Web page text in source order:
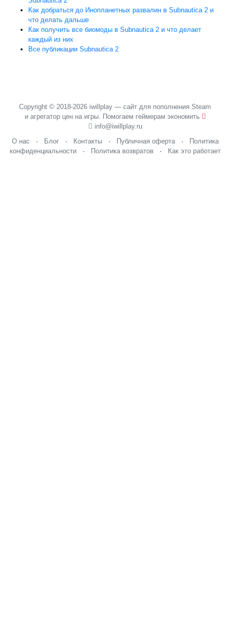
Как добраться до Инопланетных развалин в Subnautica 2 и
что делать дальше
Как получить все биомоды в Subnautica 2 и что делает
каждый из них
Все публикации Subnautica 2
Copyright © 2018-2026 iwillplay — сайт для пополнения Steam
и агрегатор цен на игры. Помогаем геймерам экономить
info@iwillplay.ru
О нас · Блог· Контакты· Публичная оферта·
Политика
конфиденциальности· Политика возвратов· Как это работает